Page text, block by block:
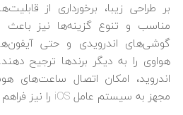
بر طراحی زیبا، برخورداری از
مناسب و تنوع گزینه‌ها نیز باعث
گوشی‌های اندرویدی و حتی
هواوی را به دیگر برندها ترجیح
اندروید، امکان اتصال ساعت‌های
مجهز به سیستم عامل iOS را نیز فراهم کرده است.